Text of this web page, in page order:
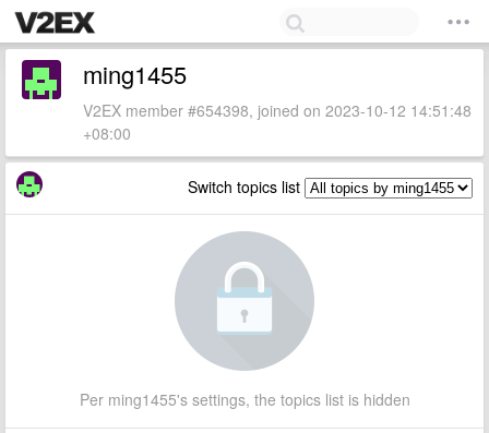
ming1455
V2EX member #654398, joined on 2023-10-12 14:51:48
+08:00
Switch topics list
Per ming1455's settings, the topics list is hidden